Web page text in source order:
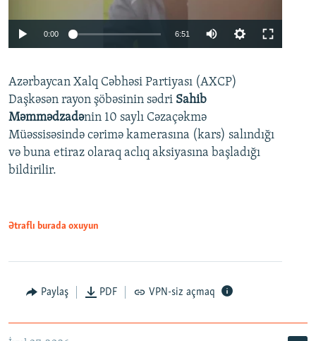
Auto 240p 360p
720p 1080p
0:00 6:51
360p
720p
1080p
Azərbaycan Xalq Cəbhəsi Partiyası (AXCP)
Daşkəsən rayon şöbəsinin sədri Sahib
Məmmədzadənin 10 saylı Cəzaçəkmə
Müəssisəsində cərimə kamerasına (kars) salındığı
və buna etiraz olaraq aclıq aksiyasına başladığı
bildirilir.
Ətraflı burada oxuyun
Paylaş PDF VPN-siz açmaq